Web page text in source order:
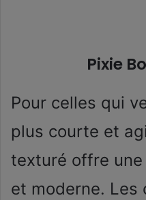
Pixie
Pour celles qui
plus courte et
texturé offre
et moderne. Les